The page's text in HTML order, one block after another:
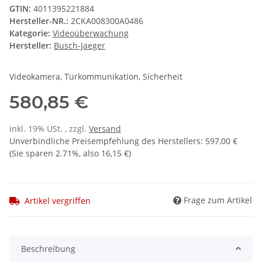
GTIN: 4011395221884
Hersteller-NR.: 2CKA008300A0486
Kategorie: Videoüberwachung
Hersteller: Busch-Jaeger
Videokamera, Türkommunikation, Sicherheit
580,85 €
inkl. 19% USt. , zzgl. Versand
Unverbindliche Preisempfehlung des Herstellers: 597,00 €
(Sie sparen 2.71%, also 16,15 €)
Artikel vergriffen Frage zum Artikel
Beschreibung